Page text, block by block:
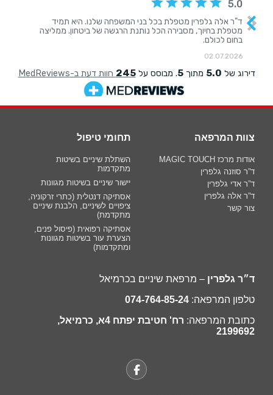
ד״ר גלפרין – מרפאת שיניים בכרמיאל
טלפון המרפאה: 074-764-85-24
כתובת המרפאה:
רח' חטיבת יפתח 4א, כרמיאל,
2199692
תחומי טיפול
השתלת שיניים בשיטות
מתקדמות
יישור שיניים בשיטות מגוונות
אסתיקה דנטלית (כתרי זרקוניה,
ציפויים לשיניים, הלבנת שיניים
מתקדמת)
אסתיקה רפואית (פיסול פנים,
הצערת עור בשיטות מגוונות
ומתקדמות)
צוות המרפאה
אודות מרכז MAGIC TOUCH
ד”ר סוזנה גלפרין
ד”ר אדי גלפרין
ד”ר אלה גלפרין
צור קשר